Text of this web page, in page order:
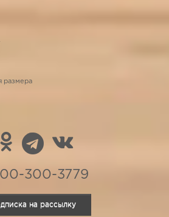
размера
300-3779
на рассылку